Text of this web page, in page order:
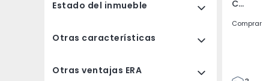
Estado del inmueble
Otras características
Otras ventajas ERA
Carcavelos e Parede, Lisboa
Comprar